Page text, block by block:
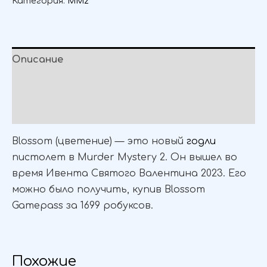
Описание
Blossom (цветение) — это новый годли
пистолет в Murder Mystery 2. Он вышел во
время Ивента Святого Валентина 2023. Его
можно было получить, купив Blossom
Gamepass за 1699 робуксов.
Похожие